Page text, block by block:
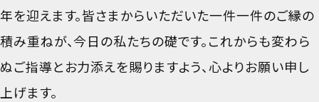
年を迎えます。皆さまからいただいた一件一件のご縁の
積み重ねが、今日の私たちの礎です。これからも変わら
ぬご指導とお力添えを賜りますよう、心よりお願い申し
上げます。